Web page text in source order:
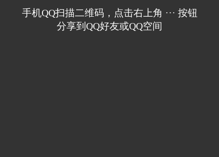
手机QQ扫描二维码，点击右上角 ··· 按钮
分享到QQ好友或QQ空间